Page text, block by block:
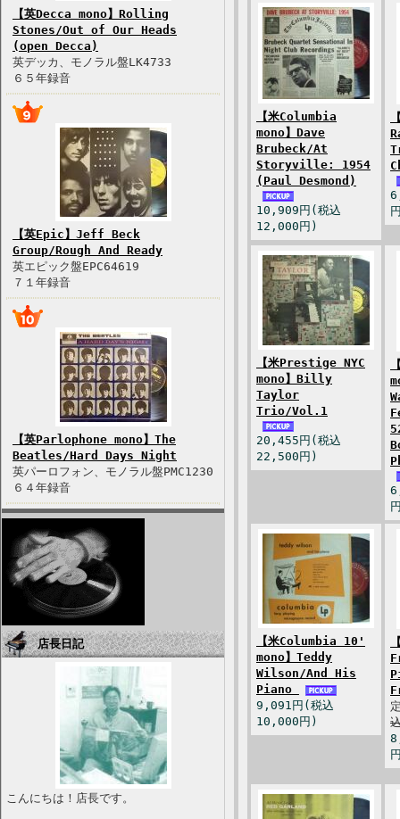
【英Decca mono】Rolling
Stones/Out of Our Heads
(open Decca)
英デッカ、モノラル盤LK4733
６５年録音
【英Epic】Jeff Beck
Group/Rough And Ready
英エピック盤EPC64619
７１年録音
【英Parlophone mono】The
Beatles/Hard Days Night
英パーロフォン、モノラル盤PMC1230
６４年録音
店長日記
こんにちは！店長です。
【米Columbia
mono】Dave
Brubeck/At
Storyville: 1954
(Paul Desmond)
10,909円(税込
12,000円)
【米Prestige NYC
mono】Billy
Taylor
Trio/Vol.1
20,455円(税込
22,500円)
【米Columbia 10'
mono】Teddy
Wilson/And His
Piano
9,091円(税込
10,000円)